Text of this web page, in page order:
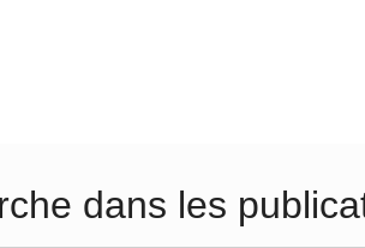
dans les